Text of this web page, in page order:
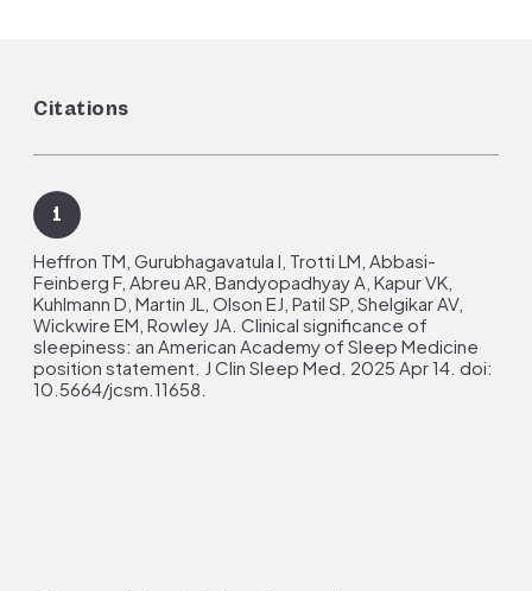
Citations
1
Heffron TM, Gurubhagavatula I, Trotti LM, Abbasi-
Feinberg F, Abreu AR, Bandyopadhyay A, Kapur VK,
Kuhlmann D, Martin JL, Olson EJ, Patil SP, Shelgikar AV,
Wickwire EM, Rowley JA. Clinical significance of
sleepiness: an American Academy of Sleep Medicine
position statement. J Clin Sleep Med. 2025 Apr 14. doi:
10.5664/jcsm.11658.